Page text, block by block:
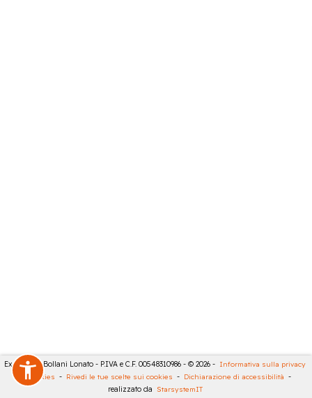
Expert City Bollani Lonato - P.IVA e C.F. 00548310986 - © 2026 - Informativa sulla privacy
Cookies - Rivedi le tue scelte sui cookies - Dichiarazione di accessibilità -
realizzato da StarsystemIT